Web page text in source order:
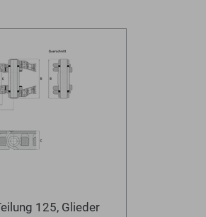
125, Glieder